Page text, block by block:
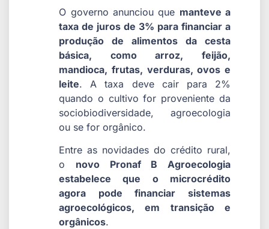
O governo anunciou que manteve a
taxa de juros de 3% para financiar a
produção de alimentos da cesta
básica, como arroz, feijão,
mandioca, frutas, verduras, ovos e
leite. A taxa deve cair para 2%
quando o cultivo for proveniente da
sociobiodiversidade, agroecologia
ou se for orgânico.
Entre as novidades do crédito rural,
o novo Pronaf B Agroecologia
estabelece que o microcrédito
agora pode financiar sistemas
agroecológicos, em transição e
orgânicos.